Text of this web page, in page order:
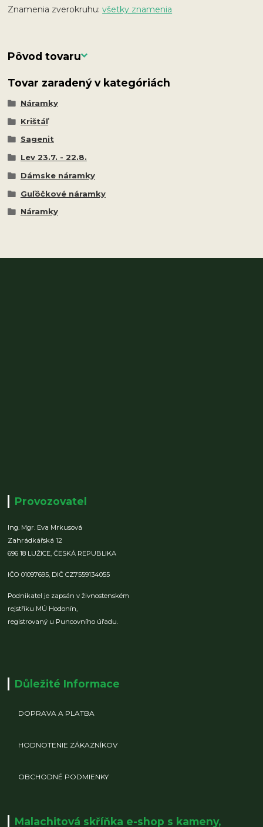
Znamenia zverokruhu:všetky znamenia
Pôvod tovaru
Tovar zaradený v kategóriách
Náramky
Krištáľ
Sagenit
Lev 23.7. - 22.8.
Dámske náramky
Guľôčkové náramky
Náramky
Provozovatel
Ing. Mgr. Eva Mrkusová
Zahrádkářská 12
696 18 LUŽICE,ČESKÁ REPUBLIKA
IČO 01097695, DIČ CZ7559134055
Podnikatel je zapsán v živnostenském
rejstříku MÚ Hodonín,
registrovaný u Puncovního úřadu.
Důležité Informace
DOPRAVA A PLATBA
HODNOTENIE ZÁKAZNÍKOV
OBCHODNÉ PODMIENKY
Malachitová skříňka e-shop s kameny,